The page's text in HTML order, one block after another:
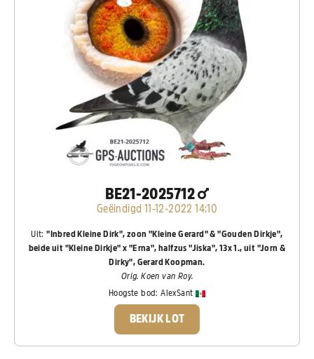
BE21-2025712
Geëindigd 11-12-2022 14:10
Uit:"Inbred Kleine Dirk", zoon "Kleine Gerard" & "Gouden Dirkje",
beide uit "Kleine Dirkje" x "Erna", halfzus "Jiska", 13x 1., uit "Jorn &
Dirky", Gerard Koopman.
Orig. Koen van Roy.
Hoogste bod:AlexSant
BEKIJK LOT